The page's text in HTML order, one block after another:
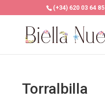
(+34) 620 03 64 85
Torralbilla